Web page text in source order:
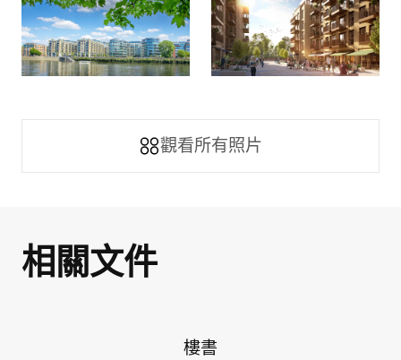
觀看所有照片
相關文件
樓書